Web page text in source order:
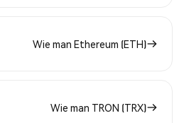
Wie man Ethereum (ETH)
Wie man TRON (TRX)